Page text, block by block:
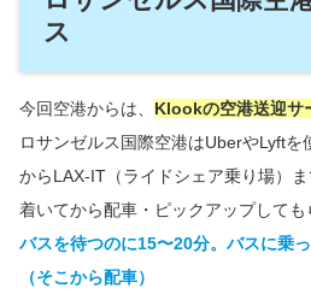
ス
今回空港からは、 Klookの空港送迎サ
ロサンゼルス国際空港はUberやLyft
からLAX-IT（ライドシェア乗り場）
着いてから配車・ピックアップしても
バスを待つのに15〜20分。バスに乗
（そこから配車）